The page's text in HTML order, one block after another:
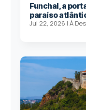
Funchal, a
paraíso
Jul 22, 2026 |À